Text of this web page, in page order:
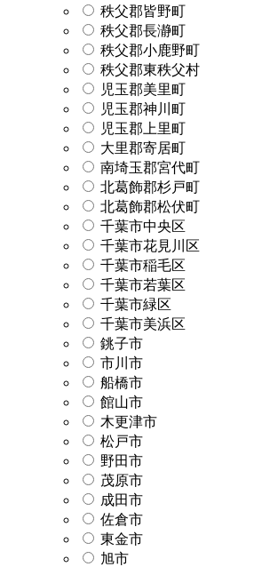
秩父郡皆野町
秩父郡長瀞町
秩父郡小鹿野町
秩父郡東秩父村
児玉郡美里町
児玉郡神川町
児玉郡上里町
大里郡寄居町
南埼玉郡宮代町
北葛飾郡杉戸町
北葛飾郡松伏町
千葉市中央区
千葉市花見川区
千葉市稲毛区
千葉市若葉区
千葉市緑区
千葉市美浜区
銚子市
市川市
船橋市
館山市
木更津市
松戸市
野田市
茂原市
成田市
佐倉市
東金市
旭市